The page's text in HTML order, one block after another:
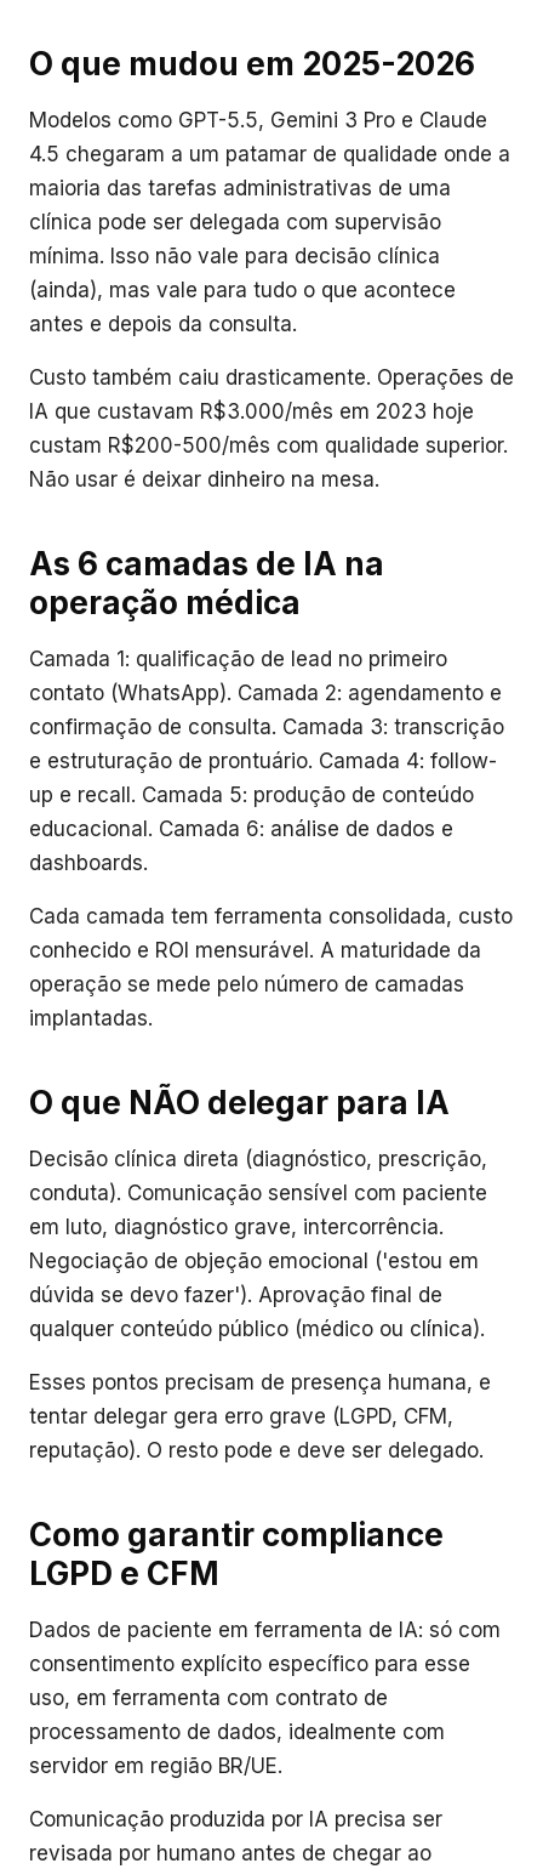
O que mudou em 2025-2026
Modelos como GPT-5.5, Gemini 3 Pro e Claude
4.5 chegaram a um patamar de qualidade onde a
maioria das tarefas administrativas de uma
clínica pode ser delegada com supervisão
mínima. Isso não vale para decisão clínica
(ainda), mas vale para tudo o que acontece
antes e depois da consulta.
Custo também caiu drasticamente. Operações de
IA que custavam R$3.000/mês em 2023 hoje
custam R$200-500/mês com qualidade superior.
Não usar é deixar dinheiro na mesa.
As 6 camadas de IA na
operação médica
Camada 1: qualificação de lead no primeiro
contato (WhatsApp). Camada 2: agendamento e
confirmação de consulta. Camada 3: transcrição
e estruturação de prontuário. Camada 4: follow-
up e recall. Camada 5: produção de conteúdo
educacional. Camada 6: análise de dados e
dashboards.
Cada camada tem ferramenta consolidada, custo
conhecido e ROI mensurável. A maturidade da
operação se mede pelo número de camadas
implantadas.
O que NÃO delegar para IA
Decisão clínica direta (diagnóstico, prescrição,
conduta). Comunicação sensível com paciente
em luto, diagnóstico grave, intercorrência.
Negociação de objeção emocional ('estou em
dúvida se devo fazer'). Aprovação final de
qualquer conteúdo público (médico ou clínica).
Esses pontos precisam de presença humana, e
tentar delegar gera erro grave (LGPD, CFM,
reputação). O resto pode e deve ser delegado.
Como garantir compliance
LGPD e CFM
Dados de paciente em ferramenta de IA: só com
consentimento explícito específico para esse
uso, em ferramenta com contrato de
processamento de dados, idealmente com
servidor em região BR/UE.
Comunicação produzida por IA precisa ser
revisada por humano antes de chegar ao